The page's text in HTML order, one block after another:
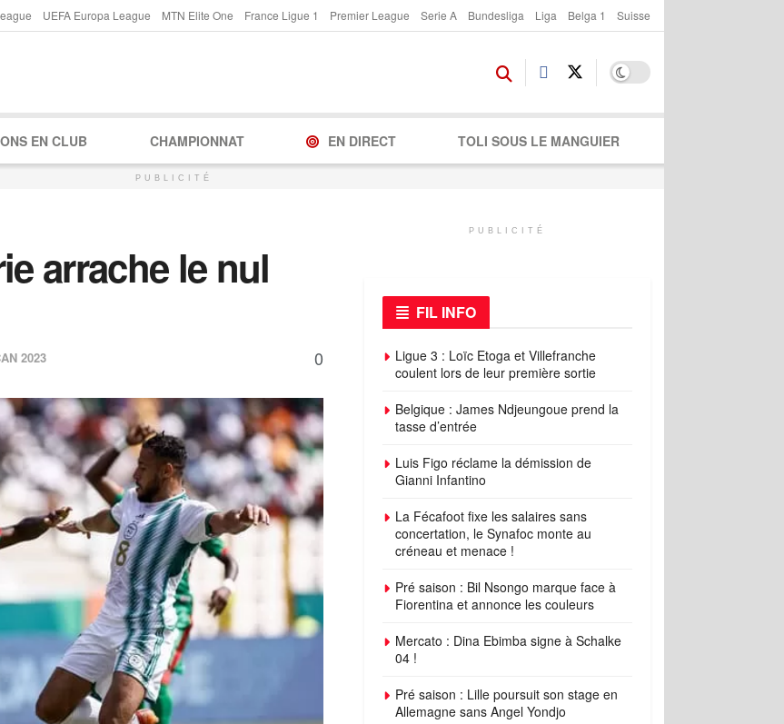
UEFA Europa League MTN Elite One France Ligue 1 Premier League Serie A Bundesliga Liga Belga 1 Suisse
EN CLUB CHAMPIONNAT EN DIRECT TOLI SOUS LE MANGUIER
PUBLICITÉ
arrache le nul
2023 0
PUBLICITÉ
FIL INFO
Ligue 3 : Loïc Etoga et Villefranche
coulent lors de leur première sortie
Belgique : James Ndjeungoue prend la
tasse d’entrée
Luis Figo réclame la démission de
Gianni Infantino
La Fécafoot fixe les salaires sans
concertation, le Synafoc monte au
créneau et menace !
Pré saison : Bil Nsongo marque face à
Fiorentina et annonce les couleurs
Mercato : Dina Ebimba signe à Schalke
04 !
Pré saison : Lille poursuit son stage en
Allemagne sans Angel Yondjo